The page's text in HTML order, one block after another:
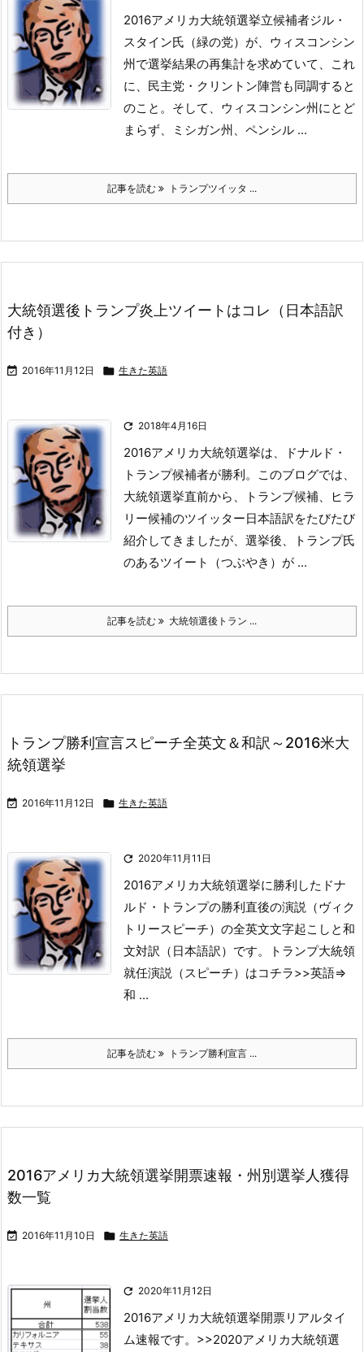
2016アメリカ大統領選挙立候補者ジル・
スタイン氏（緑の党）が、ウィスコンシン
州で選挙結果の再集計を求めていて、これ
に、民主党・クリントン陣営も同調すると
のこと。 そして、ウィスコンシン州にとど
まらず、ミシガン州、ペンシル ...
記事を読む トランプツイッタ ...
大統領選後トランプ炎上ツイートはコレ（日本語訳
付き）
 2016年11月12日  生きた英語
 2018年4月16日
2016アメリカ大統領選挙は、ドナルド・
トランプ候補者が勝利。
このブログでは、
大統領選挙直前から、トランプ候補、ヒラ
リー候補のツイッター日本語訳をたびたび
紹介してきましたが、選挙後、トランプ氏
のあるツイート（つぶやき）が ...
記事を読む 大統領選後トラン ...
トランプ勝利宣言スピーチ全英文＆和訳～2016米大
統領選挙
 2016年11月12日  生きた英語
 2020年11月11日
2016アメリカ大統領選挙に勝利したドナ
ルド・トランプの勝利直後の演説（ヴィク
トリースピーチ）の全英文文字起こしと和
文対訳（日本語訳）です。
トランプ大統領
就任演説（スピーチ）はコチラ>>英語⇒
和 ...
記事を読む トランプ勝利宣言 ...
2016アメリカ大統領選挙開票速報・州別選挙人獲得
数一覧
 2016年11月10日  生きた英語
 2020年11月12日
2016アメリカ大統領選挙開票リアルタイ
ム速報です。 >>2020アメリカ大統領選